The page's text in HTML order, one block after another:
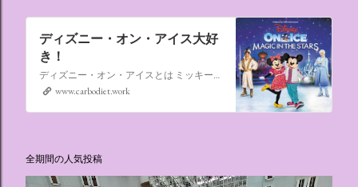
ディズニー・オン・アイス大好
き！
ディズニー・オン・アイスとは ミッキーマウスやミニーマウスをはじめ、たくさんのディズニーキャラクターが登場し、世代を超えて愛され続けている、氷の上のミュージカルショーです。
www.carbodiet.work
全期間の人気投稿